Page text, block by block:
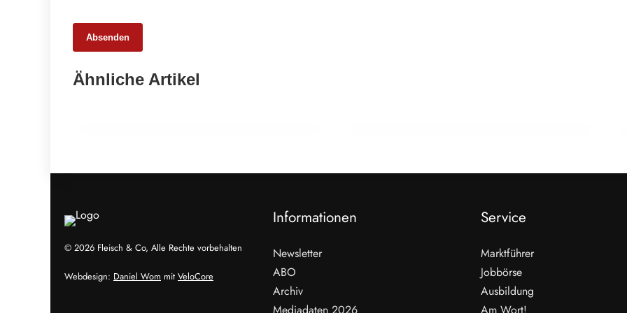
Absenden
Ähnliche Artikel
65 Millionen Euro Umsatz in der
© 2026 Fleisch & Co, Alle Rechte vorbehalten
Webdesign: Daniel Wom mit VeloCore
Informationen
Newsletter
ABO
Archiv
Mediadaten 2026
Service
Marktführer
Jobbörse
Ausbildung
Am Wort!